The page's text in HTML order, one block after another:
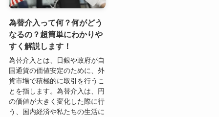
為替介入って何？何がどう
なるの？超簡単にわかりや
すく解説します！
為替介入とは、日銀や政府が自
国通貨の価値安定のために、外
貨市場で積極的に取引を行うこ
とを指します。為替介入は、円
の価値が大きく変化した際に行
う、国内経済や私たちの生活に